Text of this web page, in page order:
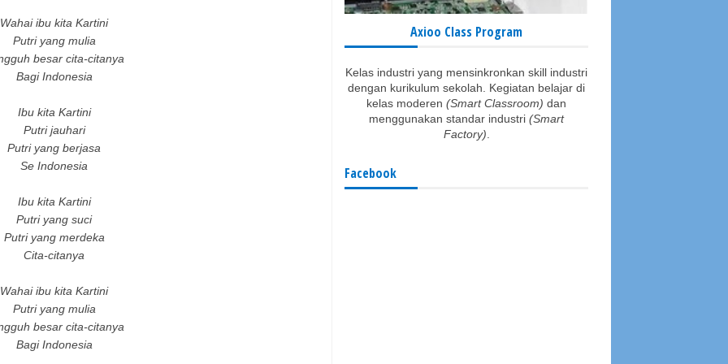
Wahai ibu kita Kartini
Putri yang mulia
besar cita-citanya
Bagi Indonesia
Ibu kita Kartini
Putri jauhari
Putri yang berjasa
Se Indonesia
Ibu kita Kartini
Putri yang suci
Putri yang merdeka
Cita-citanya
Wahai ibu kita Kartini
Putri yang mulia
besar cita-citanya
Bagi Indonesia
Axioo Class Program
Kelas industri yang mensinkronkan skill industri
dengan kurikulum sekolah. Kegiatan belajar di
kelas moderen (Smart Classroom) dan
menggunakan standar industri (Smart
Factory).
Facebook